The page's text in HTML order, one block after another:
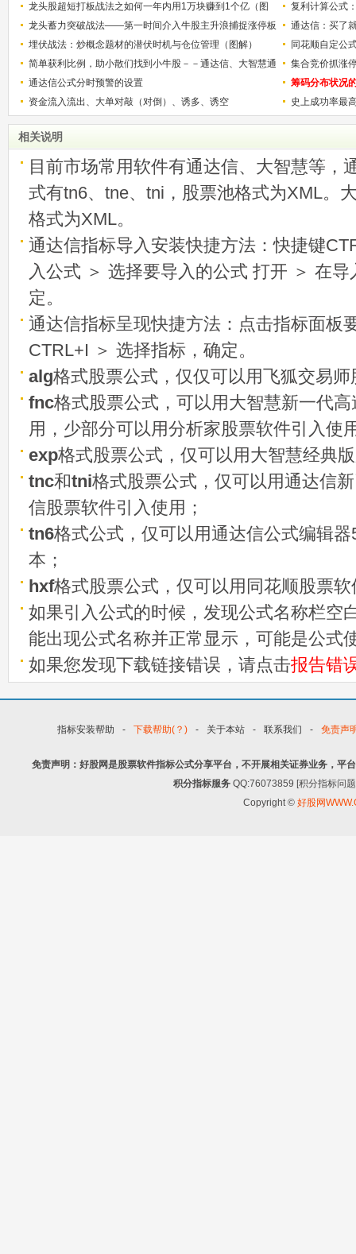
龙头股超短打板战法之如何一年内用1万块赚到1个亿（图
解）
复利计算公式
少？
龙头蓄力突破战法——第一时间介入牛股主升浪捕捉涨停板
的技巧（图解）
通达信：买了
埋伏战法：炒概念题材的潜伏时机与仓位管理（图解）
同花顺自定公
简单获利比例，助小散们找到小牛股－－通达信、大智慧通
用
集合竞价抓涨
通达信公式分时预警的设置
筹码分布状况
资金流入流出、大单对敲（对倒）、诱多、诱空
史上成功率最
相关说明
目前市场常用软件有通达信、大智慧等，
式有tn6、tne、tni，股票池格式为XML。
格式为XML。
通达信指标导入安装快捷方法：快捷键
入公式 ＞ 选择要导入的公式 打开 ＞ 在
定。
通达信指标呈现快捷方法：点击指标面板
CTRL+I ＞ 选择指标，确定。
alg格式股票公式，仅仅可以用飞狐交易
fnc格式股票公式，可以用大智慧新一代
用，少部分可以用分析家股票软件引入使
exp格式股票公式，仅可以用大智慧经典
tnc和tni格式股票公式，仅可以用通达信
信股票软件引入使用；
tn6格式公式，仅可以用通达信公式编辑
本；
hxf格式股票公式，仅可以用同花顺股票
如果引入公式的时候，发现公式名称栏空
能出现公式名称并正常显示，可能是公式
如果您发现下载链接错误，请点击报告错
指标安装帮助 - 下载帮助(？) - 关于本站 - 联系我们 - 免责声
免责声明：好股网是股票软件指标公式分享平台，不开展相关证券业务，平
积分指标服务 QQ:76073859 [积分指标问
Copyright © 好股网